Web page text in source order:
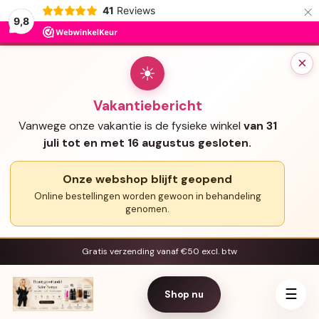
9,8
41 Reviews ×
×
☀
Vakantiebericht
Vanwege onze vakantie is de fysieke winkel van 31
juli tot en met 16 augustus gesloten.
Onze webshop blijft geopend
Online bestellingen worden gewoon in behandeling
genomen.
Gratis verzending vanaf €50 excl. btw
Shop nu ☰